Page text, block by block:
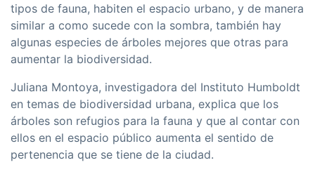
tipos de fauna, habiten el espacio urbano, y de manera
similar a como sucede con la sombra, también hay
algunas especies de árboles mejores que otras para
aumentar la biodiversidad.
Juliana Montoya, investigadora del Instituto Humboldt
en temas de biodiversidad urbana, explica que los
árboles son refugios para la fauna y que al contar con
ellos en el espacio público aumenta el sentido de
pertenencia que se tiene de la ciudad.